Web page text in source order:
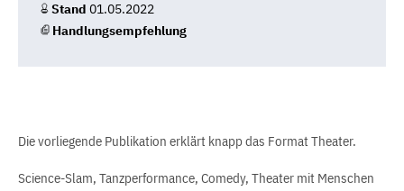
Stand 01.05.2022
Handlungsempfehlung
Die vorliegende Publikation erklärt knapp das Format Theater.
Science-Slam, Tanzperformance, Comedy, Theater mit Menschen